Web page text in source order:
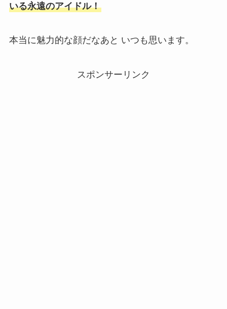
いる永遠のアイドル！
本当に魅力的な顔だなあと いつも思います。
スポンサーリンク